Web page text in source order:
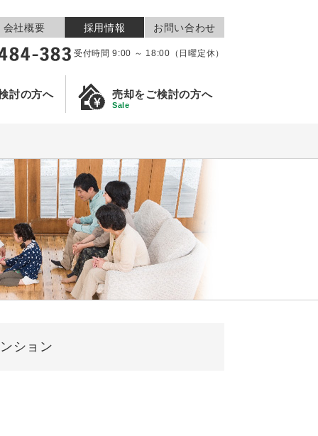
受付時間 9:00 ～ 18:00（日曜定休）
討の方へ 売却をご検討の方へ
Sale
会社概要 採用情報 お問い合わせ
ション